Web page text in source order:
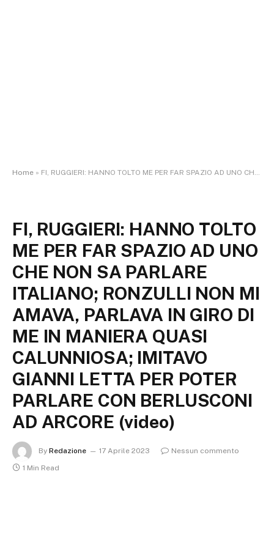
Home » FI, RUGGIERI: HANNO TOLTO ME PER FAR SPAZIO AD UNO CHE NON SA PARLARE ITALIANO; RONZULLI NON MI AMAVA, PARLAVA IN GIRO DI ME IN MANIERA QUASI CALUNNIOSA; IMITAVO GIANNI LETTA PER POTER PARLARE CON BERLUSCONI AD ARCORE (video)
FI, RUGGIERI: HANNO TOLTO
ME PER FAR SPAZIO AD UNO
CHE NON SA PARLARE
ITALIANO; RONZULLI NON MI
AMAVA, PARLAVA IN GIRO DI
ME IN MANIERA QUASI
CALUNNIOSA; IMITAVO
GIANNI LETTA PER POTER
PARLARE CON BERLUSCONI
AD ARCORE (video)
By Redazione 17 Aprile 2023
Nessun commento
1 Min Read